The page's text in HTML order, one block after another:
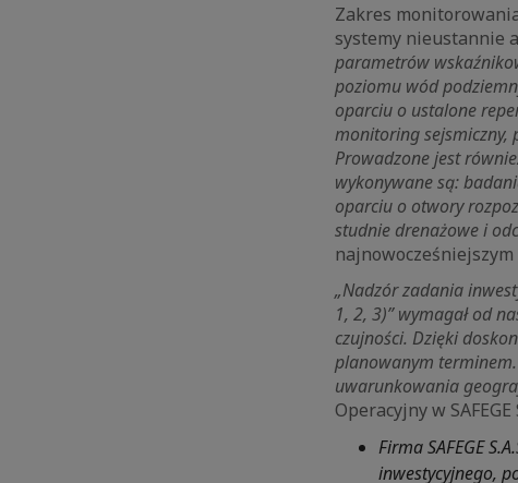
Zakres
systemy nieustannie
parametrów
poziomu wód
oparciu o ustalone
monitoring sejsmiczny,
Prowadzone jest
wykonywane są:
oparciu o otwory
studnie drenażowe i
„Nadzór zadania
1, 2, 3)” wymagał od
czujności. Dzięki
planowanym
uwarunkowania
Operacyjny w SAFEGE
Firma SAFEGE
inwestycyjnego,